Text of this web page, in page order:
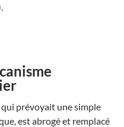
qui prévoyait une simple
est abrogé et remplacé